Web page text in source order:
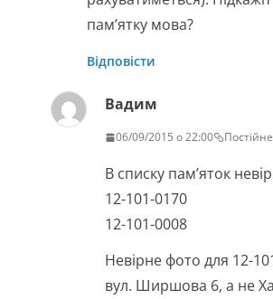
пам’ятку мова?
Відповісти
Вадим
06/09/2015 о 22:00
В списку пам’яток
12-101-0170
12-101-0008
Невірне фото для 12-
вул. Ширшова 6, а не